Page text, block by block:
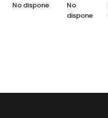
No dispone
No
dispone